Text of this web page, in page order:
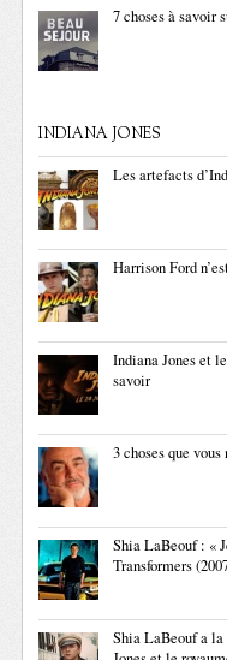
7 choses à savoir
INDIANA JONES
Les artefacts
Harrison Ford
Indiana Jones et
savoir
3 choses que
Shia LaBeouf : «
Transformers
Shia LaBeouf a